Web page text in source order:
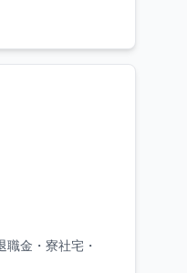
金・寮社宅・